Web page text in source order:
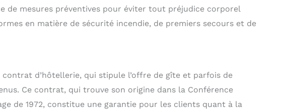
de mesures préventives pour éviter tout préjudice corporel
en matière de sécurité incendie, de premiers secours et de
d’hôtellerie, qui stipule l’offre de gîte et parfois de
Ce contrat, qui trouve son origine dans la Conférence
de 1972, constitue une garantie pour les clients quant à la